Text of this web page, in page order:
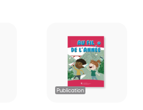
Publication